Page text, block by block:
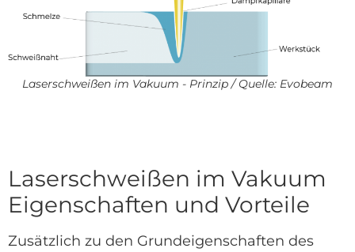
Laserschweißen im Vakuum - Prinzip / Quelle: Evobeam
Laserschweißen im Vakuum
Eigenschaften und Vorteile
Zusätzlich zu den Grundeigenschaften des